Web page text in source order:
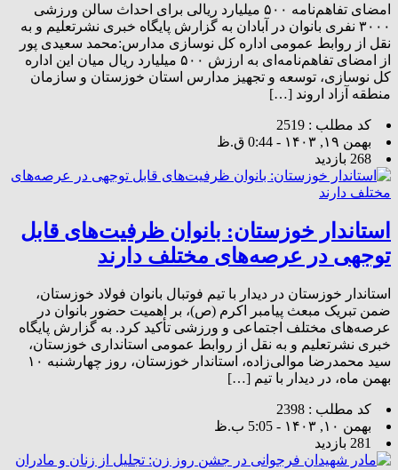
امضای تفاهم‌نامه ۵۰۰ میلیارد ریالی برای احداث سالن ورزشی
۳۰۰۰ نفری بانوان در آبادان به گزارش پایگاه خبری نشرتعلیم و به
نقل از روابط عمومی اداره کل نوسازی مدارس:محمد سعیدی پور
از امضای تفاهم‌نامه‌ای به ارزش ۵۰۰ میلیارد ریال میان این اداره
کل نوسازی، توسعه و تجهیز مدارس استان خوزستان و سازمان
منطقه آزاد اروند […]
کد مطلب : 2519
بهمن ۱۹, ۱۴۰۳ - 0:44 ق.ظ
268 بازدید
استاندار خوزستان: بانوان ظرفیت‌های قابل
توجهی در عرصه‌های مختلف دارند
استاندار خوزستان در دیدار با تیم فوتبال بانوان فولاد خوزستان،
ضمن تبریک مبعث پیامبر اکرم (ص)، بر اهمیت حضور بانوان در
عرصه‌های مختلف اجتماعی و ورزشی تأکید کرد. به گزارش پایگاه
خبری نشرتعلیم و به نقل از روابط عمومی استانداری خوزستان،
سید محمدرضا موالی‌زاده، استاندار خوزستان، روز چهارشنبه ۱۰
بهمن ماه، در دیدار با تیم […]
کد مطلب : 2398
بهمن ۱۰, ۱۴۰۳ - 5:05 ب.ظ
281 بازدید